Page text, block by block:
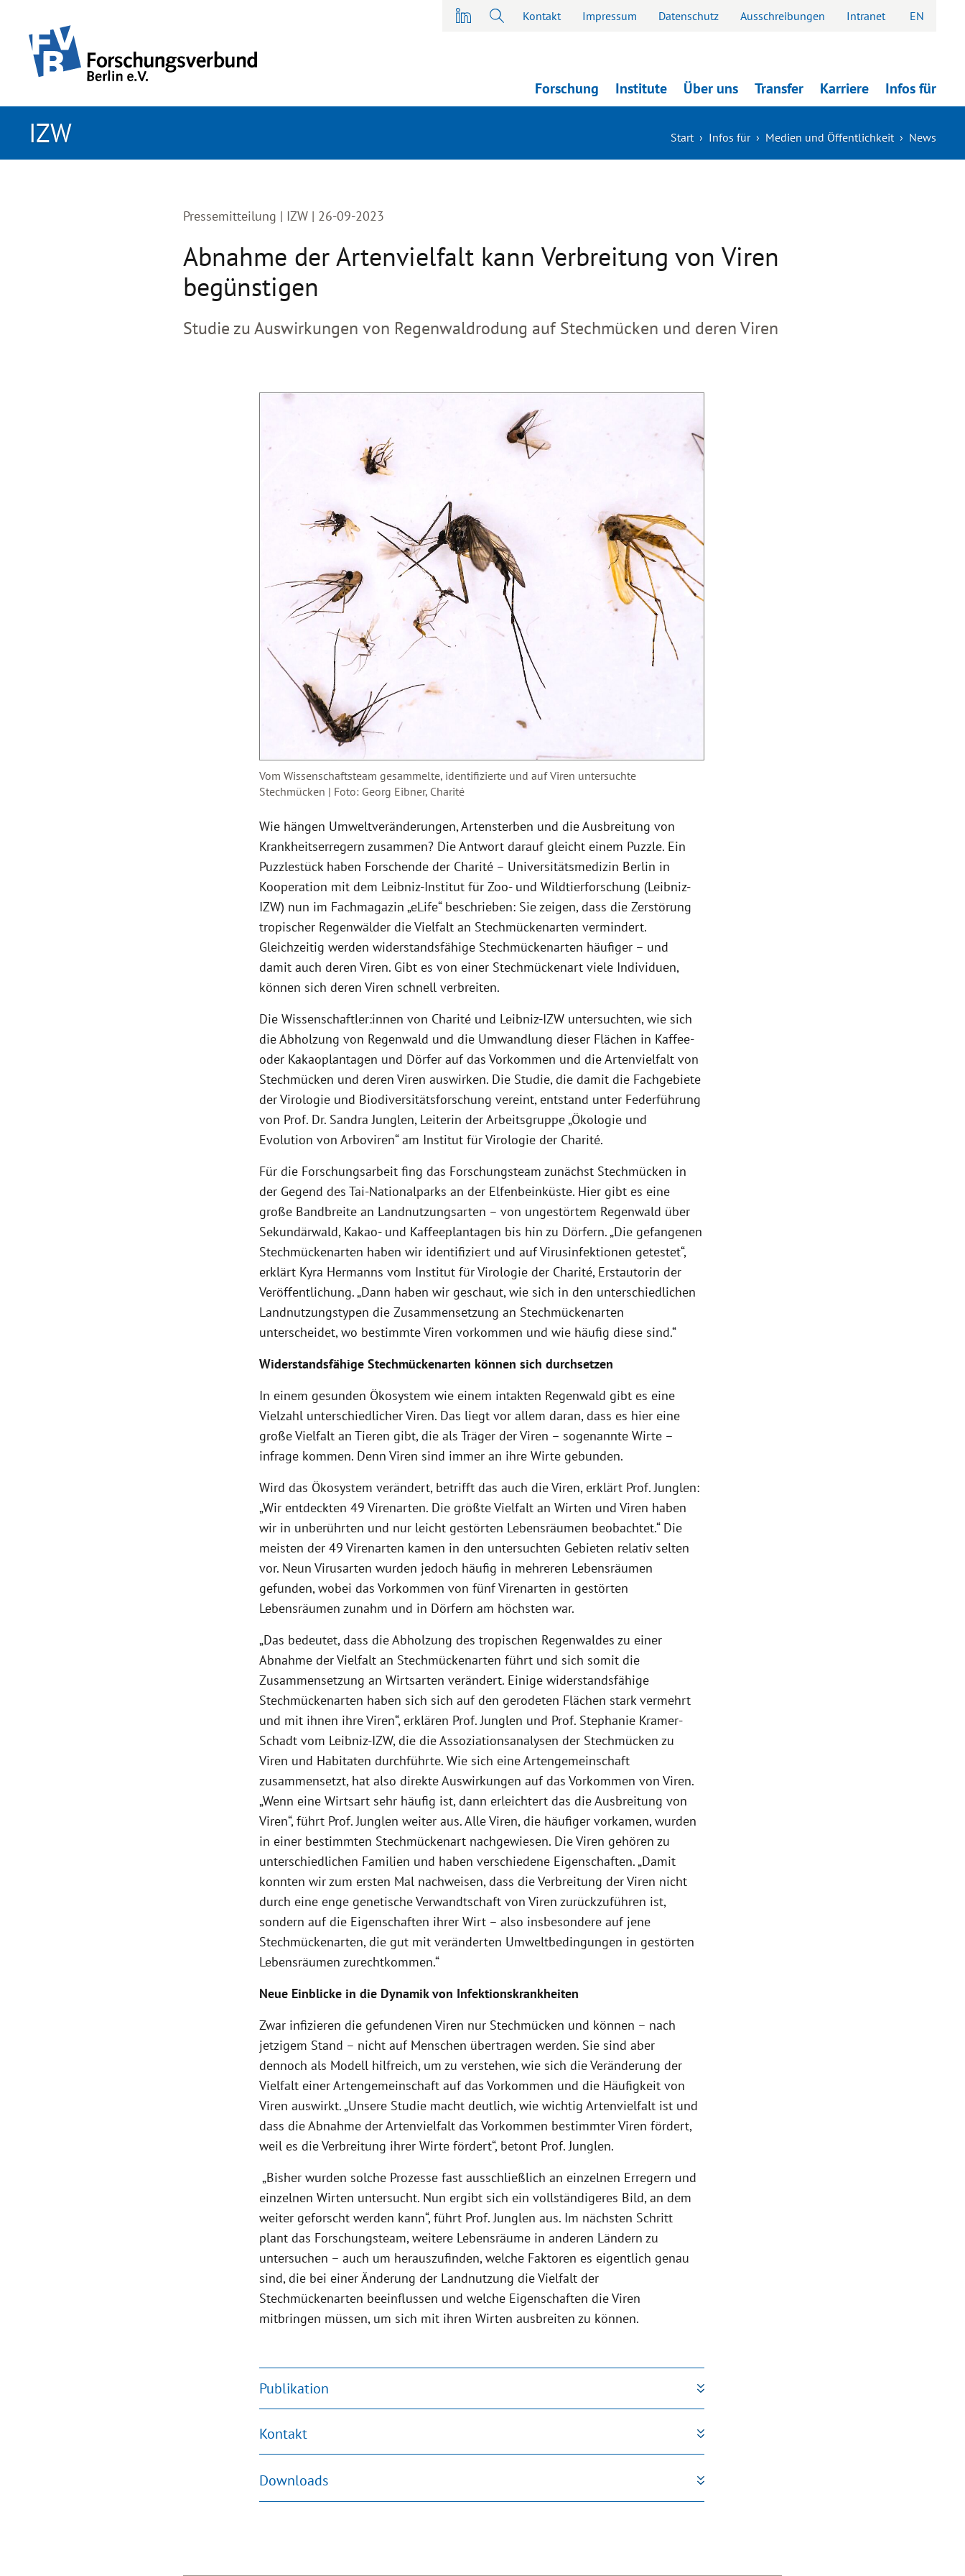
EN
Kontakt Impressum Datenschutz Ausschreibungen Intranet
Forschung Institute Über uns Transfer Karriere Infos für
IZW Start › Infos für › Medien und Öffentlichkeit › News
Pressemitteilung | IZW | 26-09-2023
Abnahme der Artenvielfalt kann Verbreitung von Viren
begünstigen
Studie zu Auswirkungen von Regenwaldrodung auf Stechmücken und deren Viren
Vom Wissenschaftsteam gesammelte, identifizierte und auf Viren untersuchte
Stechmücken | Foto: Georg Eibner, Charité
Wie hängen Umweltveränderungen, Artensterben und die Ausbreitung von
Krankheitserregern zusammen? Die Antwort darauf gleicht einem Puzzle. Ein
Puzzlestück haben Forschende der Charité – Universitätsmedizin Berlin in
Kooperation mit dem Leibniz-Institut für Zoo- und Wildtierforschung (Leibniz-
IZW) nun im Fachmagazin „eLife“ beschrieben: Sie zeigen, dass die Zerstörung
tropischer Regenwälder die Vielfalt an Stechmückenarten vermindert.
Gleichzeitig werden widerstandsfähige Stechmückenarten häufiger – und
damit auch deren Viren. Gibt es von einer Stechmückenart viele Individuen,
können sich deren Viren schnell verbreiten.
Die Wissenschaftler:innen von Charité und Leibniz-IZW untersuchten, wie sich
die Abholzung von Regenwald und die Umwandlung dieser Flächen in Kaffee-
oder Kakaoplantagen und Dörfer auf das Vorkommen und die Artenvielfalt von
Stechmücken und deren Viren auswirken. Die Studie, die damit die Fachgebiete
der Virologie und Biodiversitätsforschung vereint, entstand unter Federführung
von Prof. Dr. Sandra Junglen, Leiterin der Arbeitsgruppe „Ökologie und
Evolution von Arboviren“ am Institut für Virologie der Charité.
Für die Forschungsarbeit fing das Forschungsteam zunächst Stechmücken in
der Gegend des Tai-Nationalparks an der Elfenbeinküste. Hier gibt es eine
große Bandbreite an Landnutzungsarten – von ungestörtem Regenwald über
Sekundärwald, Kakao- und Kaffeeplantagen bis hin zu Dörfern. „Die gefangenen
Stechmückenarten haben wir identifiziert und auf Virusinfektionen getestet“,
erklärt Kyra Hermanns vom Institut für Virologie der Charité, Erstautorin der
Veröffentlichung. „Dann haben wir geschaut, wie sich in den unterschiedlichen
Landnutzungstypen die Zusammensetzung an Stechmückenarten
unterscheidet, wo bestimmte Viren vorkommen und wie häufig diese sind.“
Widerstandsfähige Stechmückenarten können sich durchsetzen
In einem gesunden Ökosystem wie einem intakten Regenwald gibt es eine
Vielzahl unterschiedlicher Viren. Das liegt vor allem daran, dass es hier eine
große Vielfalt an Tieren gibt, die als Träger der Viren – sogenannte Wirte –
infrage kommen. Denn Viren sind immer an ihre Wirte gebunden.
Wird das Ökosystem verändert, betrifft das auch die Viren, erklärt Prof. Junglen:
„Wir entdeckten 49 Virenarten. Die größte Vielfalt an Wirten und Viren haben
wir in unberührten und nur leicht gestörten Lebensräumen beobachtet.“ Die
meisten der 49 Virenarten kamen in den untersuchten Gebieten relativ selten
vor. Neun Virusarten wurden jedoch häufig in mehreren Lebensräumen
gefunden, wobei das Vorkommen von fünf Virenarten in gestörten
Lebensräumen zunahm und in Dörfern am höchsten war.
„Das bedeutet, dass die Abholzung des tropischen Regenwaldes zu einer
Abnahme der Vielfalt an Stechmückenarten führt und sich somit die
Zusammensetzung an Wirtsarten verändert. Einige widerstandsfähige
Stechmückenarten haben sich sich auf den gerodeten Flächen stark vermehrt
und mit ihnen ihre Viren“, erklären Prof. Junglen und Prof. Stephanie Kramer-
Schadt vom Leibniz-IZW, die die Assoziationsanalysen der Stechmücken zu
Viren und Habitaten durchführte. Wie sich eine Artengemeinschaft
zusammensetzt, hat also direkte Auswirkungen auf das Vorkommen von Viren.
„Wenn eine Wirtsart sehr häufig ist, dann erleichtert das die Ausbreitung von
Viren“, führt Prof. Junglen weiter aus. Alle Viren, die häufiger vorkamen, wurden
in einer bestimmten Stechmückenart nachgewiesen. Die Viren gehören zu
unterschiedlichen Familien und haben verschiedene Eigenschaften. „Damit
konnten wir zum ersten Mal nachweisen, dass die Verbreitung der Viren nicht
durch eine enge genetische Verwandtschaft von Viren zurückzuführen ist,
sondern auf die Eigenschaften ihrer Wirt – also insbesondere auf jene
Stechmückenarten, die gut mit veränderten Umweltbedingungen in gestörten
Lebensräumen zurechtkommen.“
Neue Einblicke in die Dynamik von Infektionskrankheiten
Zwar infizieren die gefundenen Viren nur Stechmücken und können – nach
jetzigem Stand – nicht auf Menschen übertragen werden. Sie sind aber
dennoch als Modell hilfreich, um zu verstehen, wie sich die Veränderung der
Vielfalt einer Artengemeinschaft auf das Vorkommen und die Häufigkeit von
Viren auswirkt. „Unsere Studie macht deutlich, wie wichtig Artenvielfalt ist und
dass die Abnahme der Artenvielfalt das Vorkommen bestimmter Viren fördert,
weil es die Verbreitung ihrer Wirte fördert“, betont Prof. Junglen.
„Bisher wurden solche Prozesse fast ausschließlich an einzelnen Erregern und
einzelnen Wirten untersucht. Nun ergibt sich ein vollständigeres Bild, an dem
weiter geforscht werden kann“, führt Prof. Junglen aus. Im nächsten Schritt
plant das Forschungsteam, weitere Lebensräume in anderen Ländern zu
untersuchen – auch um herauszufinden, welche Faktoren es eigentlich genau
sind, die bei einer Änderung der Landnutzung die Vielfalt der
Stechmückenarten beeinflussen und welche Eigenschaften die Viren
mitbringen müssen, um sich mit ihren Wirten ausbreiten zu können.
Publikation
Kontakt
Downloads